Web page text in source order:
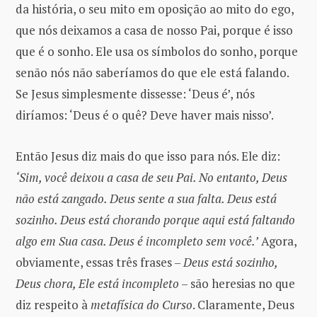
da história, o seu mito em oposição ao mito do ego,
que nós deixamos a casa de nosso Pai, porque é isso
que é o sonho. Ele usa os símbolos do sonho, porque
senão nós não saberíamos do que ele está falando.
Se Jesus simplesmente dissesse: ‘Deus é’, nós
diríamos: ‘Deus é o quê? Deve haver mais nisso’.
Então Jesus diz mais do que isso para nós. Ele diz:
‘Sim, você deixou a casa de seu Pai. No entanto, Deus
não está zangado. Deus sente a sua falta. Deus está
sozinho. Deus está chorando porque aqui está faltando
algo em Sua casa. Deus é incompleto sem você.’Agora,
obviamente, essas três frases –Deus está sozinho,
Deus chora, Ele está incompleto – são heresias no que
diz respeito àmetafísica do Curso. Claramente, Deus